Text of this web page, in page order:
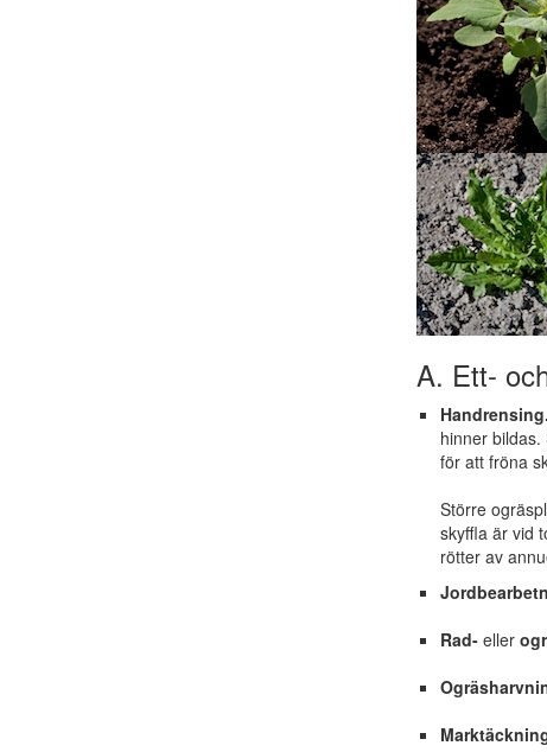
A. Ett-
Handrensing.
hinner
för att fröna
Större
skyffla är vid
rötter av
Rad- eller